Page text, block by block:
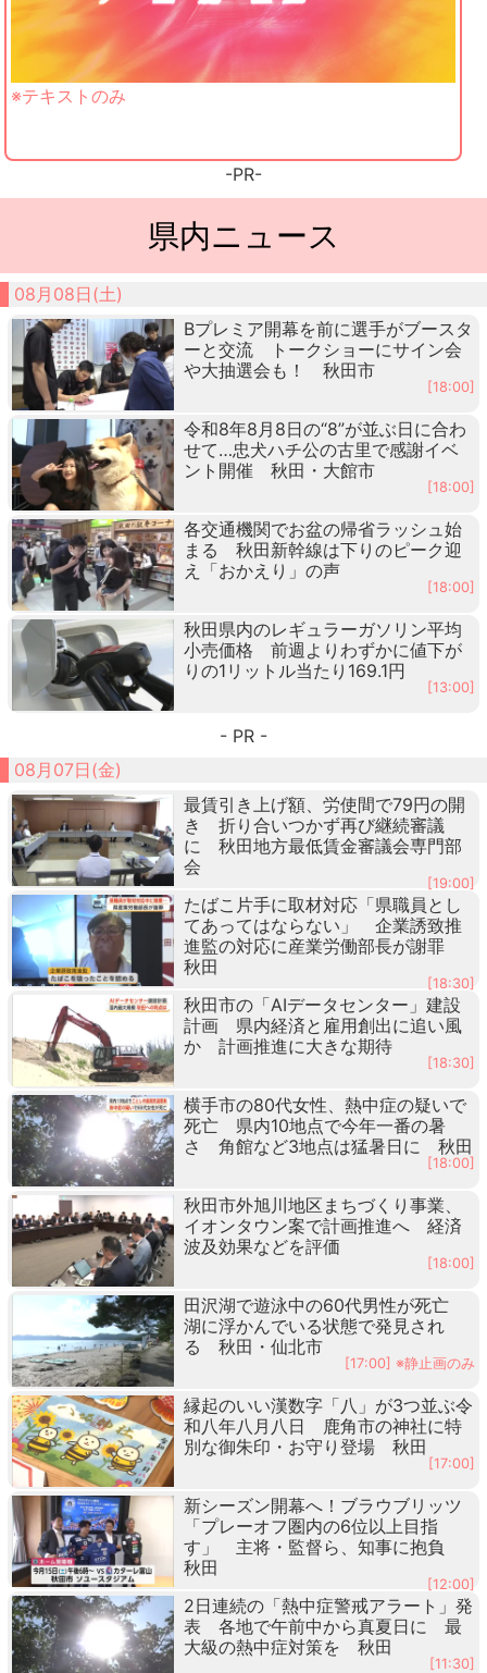
※テキストのみ
-PR-
県内ニュース
08月08日(土)
Bプレミア開幕を前に選手がブースタ
ーと交流 トークショーにサイン会
や大抽選会も！ 秋田市
[18:00]
令和8年8月8日の“8”が並ぶ日に合わ
せて…忠犬ハチ公の古里で感謝イベ
ント開催 秋田・大館市
[18:00]
各交通機関でお盆の帰省ラッシュ始
まる 秋田新幹線は下りのピーク迎
え「おかえり」の声
[18:00]
秋田県内のレギュラーガソリン平均
小売価格 前週よりわずかに値下が
りの1リットル当たり169.1円
[13:00]
- PR -
08月07日(金)
最賃引き上げ額、労使間で79円の開
き 折り合いつかず再び継続審議
に 秋田地方最低賃金審議会専門部
会
[19:00]
たばこ片手に取材対応「県職員とし
てあってはならない」 企業誘致推
進監の対応に産業労働部長が謝罪
秋田
[18:30]
秋田市の「AIデータセンター」建設
計画 県内経済と雇用創出に追い風
か 計画推進に大きな期待
[18:30]
横手市の80代女性、熱中症の疑いで
死亡 県内10地点で今年一番の暑
さ 角館など3地点は猛暑日に 秋田
[18:00]
秋田市外旭川地区まちづくり事業、
イオンタウン案で計画推進へ 経済
波及効果などを評価
[18:00]
田沢湖で遊泳中の60代男性が死亡
湖に浮かんでいる状態で発見され
る 秋田・仙北市
[17:00] ※静止画のみ
縁起のいい漢数字「八」が3つ並ぶ令
和八年八月八日 鹿角市の神社に特
別な御朱印・お守り登場 秋田
[17:00]
新シーズン開幕へ！ブラウブリッツ
「プレーオフ圏内の6位以上目指
す」 主将・監督ら、知事に抱負
秋田
[12:00]
2日連続の「熱中症警戒アラート」発
表 各地で午前中から真夏日に 最
大級の熱中症対策を 秋田
[11:30]